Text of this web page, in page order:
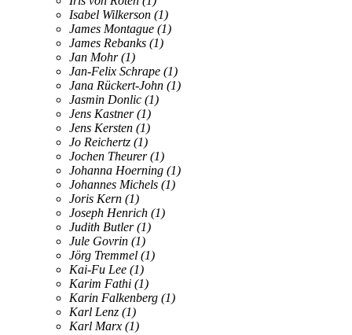
Isabel Wilkerson (1)
James Montague (1)
James Rebanks (1)
Jan Mohr (1)
Jan-Felix Schrape (1)
Jana Rückert-John (1)
Jasmin Donlic (1)
Jens Kastner (1)
Jens Kersten (1)
Jo Reichertz (1)
Jochen Theurer (1)
Johanna Hoerning (1)
Johannes Michels (1)
Joris Kern (1)
Joseph Henrich (1)
Judith Butler (1)
Jule Govrin (1)
Jörg Tremmel (1)
Kai-Fu Lee (1)
Karim Fathi (1)
Karin Falkenberg (1)
Karl Lenz (1)
Karl Marx (1)